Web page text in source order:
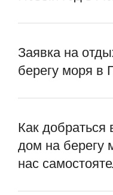
Заявка на
берегу моря в
Как добраться
дом на берегу
нас